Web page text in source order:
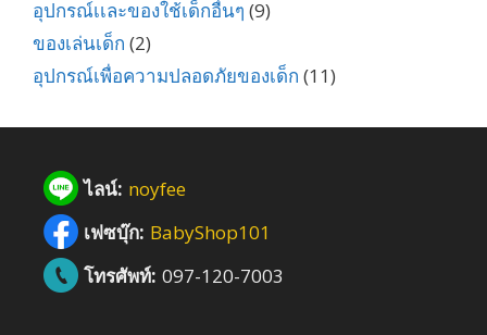
อุปกรณ์เเละของใช้เด็กอื่นๆ (9)
ของเล่นเด็ก (2)
อุปกรณ์เพื่อความปลอดภัยของเด็ก (11)
ไลน์: noyfee
เฟซบุ๊ก: BabyShop101
โทรศัพท์: 097-120-7003